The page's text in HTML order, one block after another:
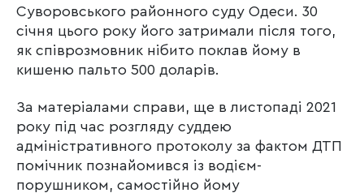
Суворовського районного суду Одеси. 30
січня цього року його затримали після того,
як співрозмовник нібито поклав йому в
кишеню пальто 500 доларів.
За матеріалами справи, ще в листопаді 2021
року під час розгляду суддею
адміністративного протоколу за фактом ДТП
помічник познайомився із водієм-
порушником, самостійно йому